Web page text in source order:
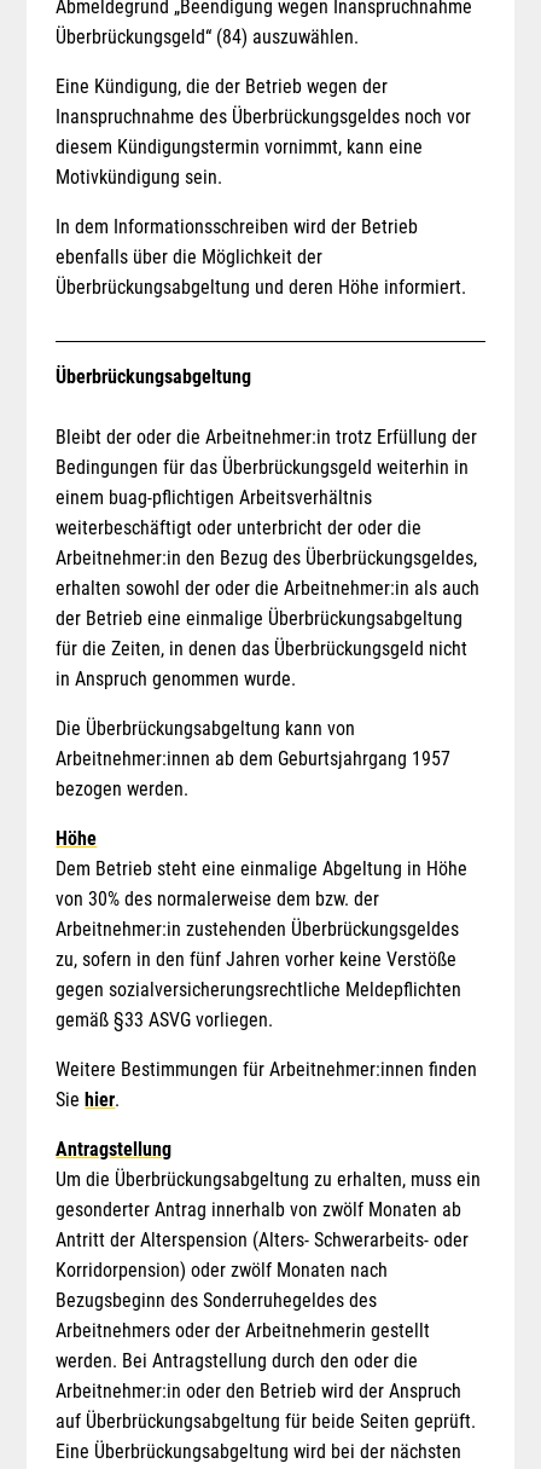
Abmeldegrund „Beendigung wegen Inanspruchnahme
Überbrückungsgeld“ (84) auszuwählen.
Eine Kündigung, die der Betrieb wegen der
Inanspruchnahme des Überbrückungsgeldes noch vor
diesem Kündigungstermin vornimmt, kann eine
Motivkündigung sein.
In dem Informationsschreiben wird der Betrieb
ebenfalls über die Möglichkeit der
Überbrückungsabgeltung und deren Höhe informiert.
Überbrückungsabgeltung
Bleibt der oder die Arbeitnehmer:in trotz Erfüllung der
Bedingungen für das Überbrückungsgeld weiterhin in
einem buag-pflichtigen Arbeitsverhältnis
weiterbeschäftigt oder unterbricht der oder die
Arbeitnehmer:in den Bezug des Überbrückungsgeldes,
erhalten sowohl der oder die Arbeitnehmer:in als auch
der Betrieb eine einmalige Überbrückungsabgeltung
für die Zeiten, in denen das Überbrückungsgeld nicht
in Anspruch genommen wurde.
Die Überbrückungsabgeltung kann von
Arbeitnehmer:innen ab dem Geburtsjahrgang 1957
bezogen werden.
Höhe
Dem Betrieb steht eine einmalige Abgeltung in Höhe
von 30% des normalerweise dem bzw. der
Arbeitnehmer:in zustehenden Überbrückungsgeldes
zu, sofern in den fünf Jahren vorher keine Verstöße
gegen sozialversicherungsrechtliche Meldepflichten
gemäß §33 ASVG vorliegen.
Weitere Bestimmungen für Arbeitnehmer:innen finden
Sie hier.
Antragstellung
Um die Überbrückungsabgeltung zu erhalten, muss ein
gesonderter Antrag innerhalb von zwölf Monaten ab
Antritt der Alterspension (Alters- Schwerarbeits- oder
Korridorpension) oder zwölf Monaten nach
Bezugsbeginn des Sonderruhegeldes des
Arbeitnehmers oder der Arbeitnehmerin gestellt
werden. Bei Antragstellung durch den oder die
Arbeitnehmer:in oder den Betrieb wird der Anspruch
auf Überbrückungsabgeltung für beide Seiten geprüft.
Eine Überbrückungsabgeltung wird bei der nächsten